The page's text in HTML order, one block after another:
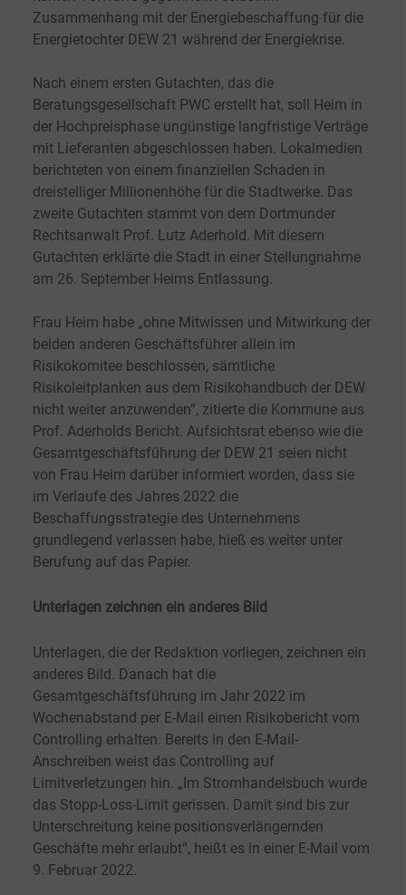
Zusammenhang mit der Energiebeschaffung für die
Energietochter DEW 21 während der Energiekrise.
Nach einem ersten Gutachten, das die
Beratungsgesellschaft PWC erstellt hat, soll Heim in
der Hochpreisphase ungünstige langfristige Verträge
mit Lieferanten abgeschlossen haben. Lokalmedien
berichteten von einem finanziellen Schaden in
dreistelliger Millionenhöhe für die Stadtwerke. Das
zweite Gutachten stammt von dem Dortmunder
Rechtsanwalt Prof. Lutz Aderhold. Mit diesem
Gutachten erklärte die Stadt in einer Stellungnahme
am 26. September Heims Entlassung.
Frau Heim habe „ohne Mitwissen und Mitwirkung der
beiden anderen Geschäftsführer allein im
Risikokomitee beschlossen, sämtliche
Risikoleitplanken aus dem Risikohandbuch der DEW
nicht weiter anzuwenden“, zitierte die Kommune aus
Prof. Aderholds Bericht. Aufsichtsrat ebenso wie die
Gesamtgeschäftsführung der DEW 21 seien nicht
von Frau Heim darüber informiert worden, dass sie
im Verlaufe des Jahres 2022 die
Beschaffungsstrategie des Unternehmens
grundlegend verlassen habe, hieß es weiter unter
Berufung auf das Papier.
Unterlagen zeichnen ein anderes Bild
Unterlagen, die der Redaktion vorliegen, zeichnen ein
anderes Bild. Danach hat die
Gesamtgeschäftsführung im Jahr 2022 im
Wochenabstand per E-Mail einen Risikobericht vom
Controlling erhalten. Bereits in den E-Mail-
Anschreiben weist das Controlling auf
Limitverletzungen hin. „Im Stromhandelsbuch wurde
das Stopp-Loss-Limit gerissen. Damit sind bis zur
Unterschreitung keine positionsverlängernden
Geschäfte mehr erlaubt“, heißt es in einer E-Mail vom
9. Februar 2022.